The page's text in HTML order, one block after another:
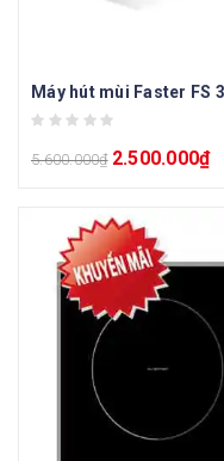
Máy hút mùi Faster FS
5.600.000₫ 2.500.000₫